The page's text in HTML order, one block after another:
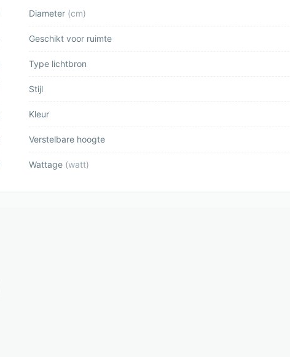
Diameter (cm)
Geschikt voor ruimte
Type lichtbron
Stijl
Kleur
Verstelbare hoogte
Wattage (watt)